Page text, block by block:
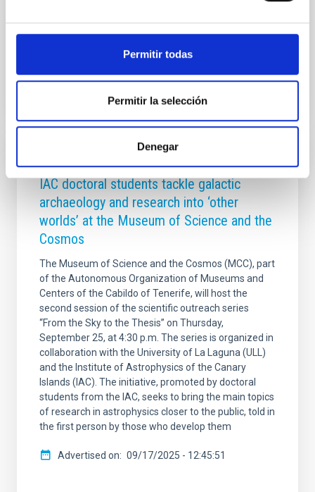
Permitir todas
Permitir la selección
Denegar
julio de 2025. En solo un año, Del
07/15/2026 - 11:52:03
IAC doctoral students tackle galactic
archaeology and research into ‘other
worlds’ at the Museum of Science and the
Cosmos
The Museum of Science and the Cosmos (MCC), part
of the Autonomous Organization of Museums and
Centers of the Cabildo of Tenerife, will host the
second session of the scientific outreach series
“From the Sky to the Thesis” on Thursday,
September 25, at 4:30 p.m. The series is organized in
collaboration with the University of La Laguna (ULL)
and the Institute of Astrophysics of the Canary
Islands (IAC). The initiative, promoted by doctoral
students from the IAC, seeks to bring the main topics
of research in astrophysics closer to the public, told in
the first person by those who develop them
Advertised on 09/17/2025 - 12:45:51